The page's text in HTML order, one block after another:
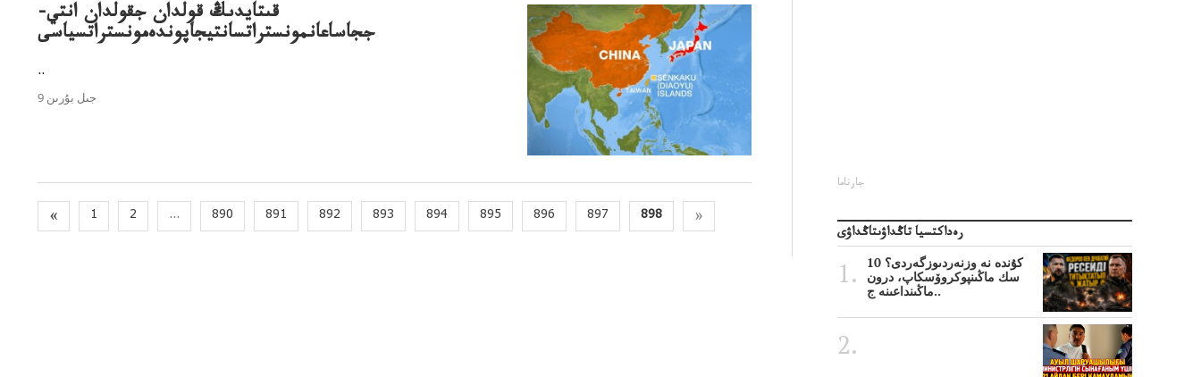
قىتايدىڭ قولدان جقولدان انتي-
ججاساعانمونستراتسانتيجاپوندەمونستراتسياسى
..
9 جىل بۇرىن
« 1 2 ... 890 891 892 893 894 895 896 897 898 »
جارناما
رەداكتسيا تاڭداۋىتاڭداۋى
10 كۇندە نە وزنەردىوزگەردى؟
سك ماڭىنپوكروۆسكاپ، درون
ماڭىنداعىنە ج..